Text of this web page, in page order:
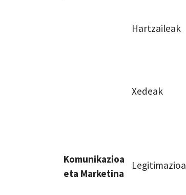
Hartzaileak
Komunikazioa
eta Marketina
Xedeak
Legitimazioa